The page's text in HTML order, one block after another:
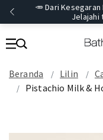
🥕 Dari
Jelajahi
Beranda Lilin
Pistachio Milk &